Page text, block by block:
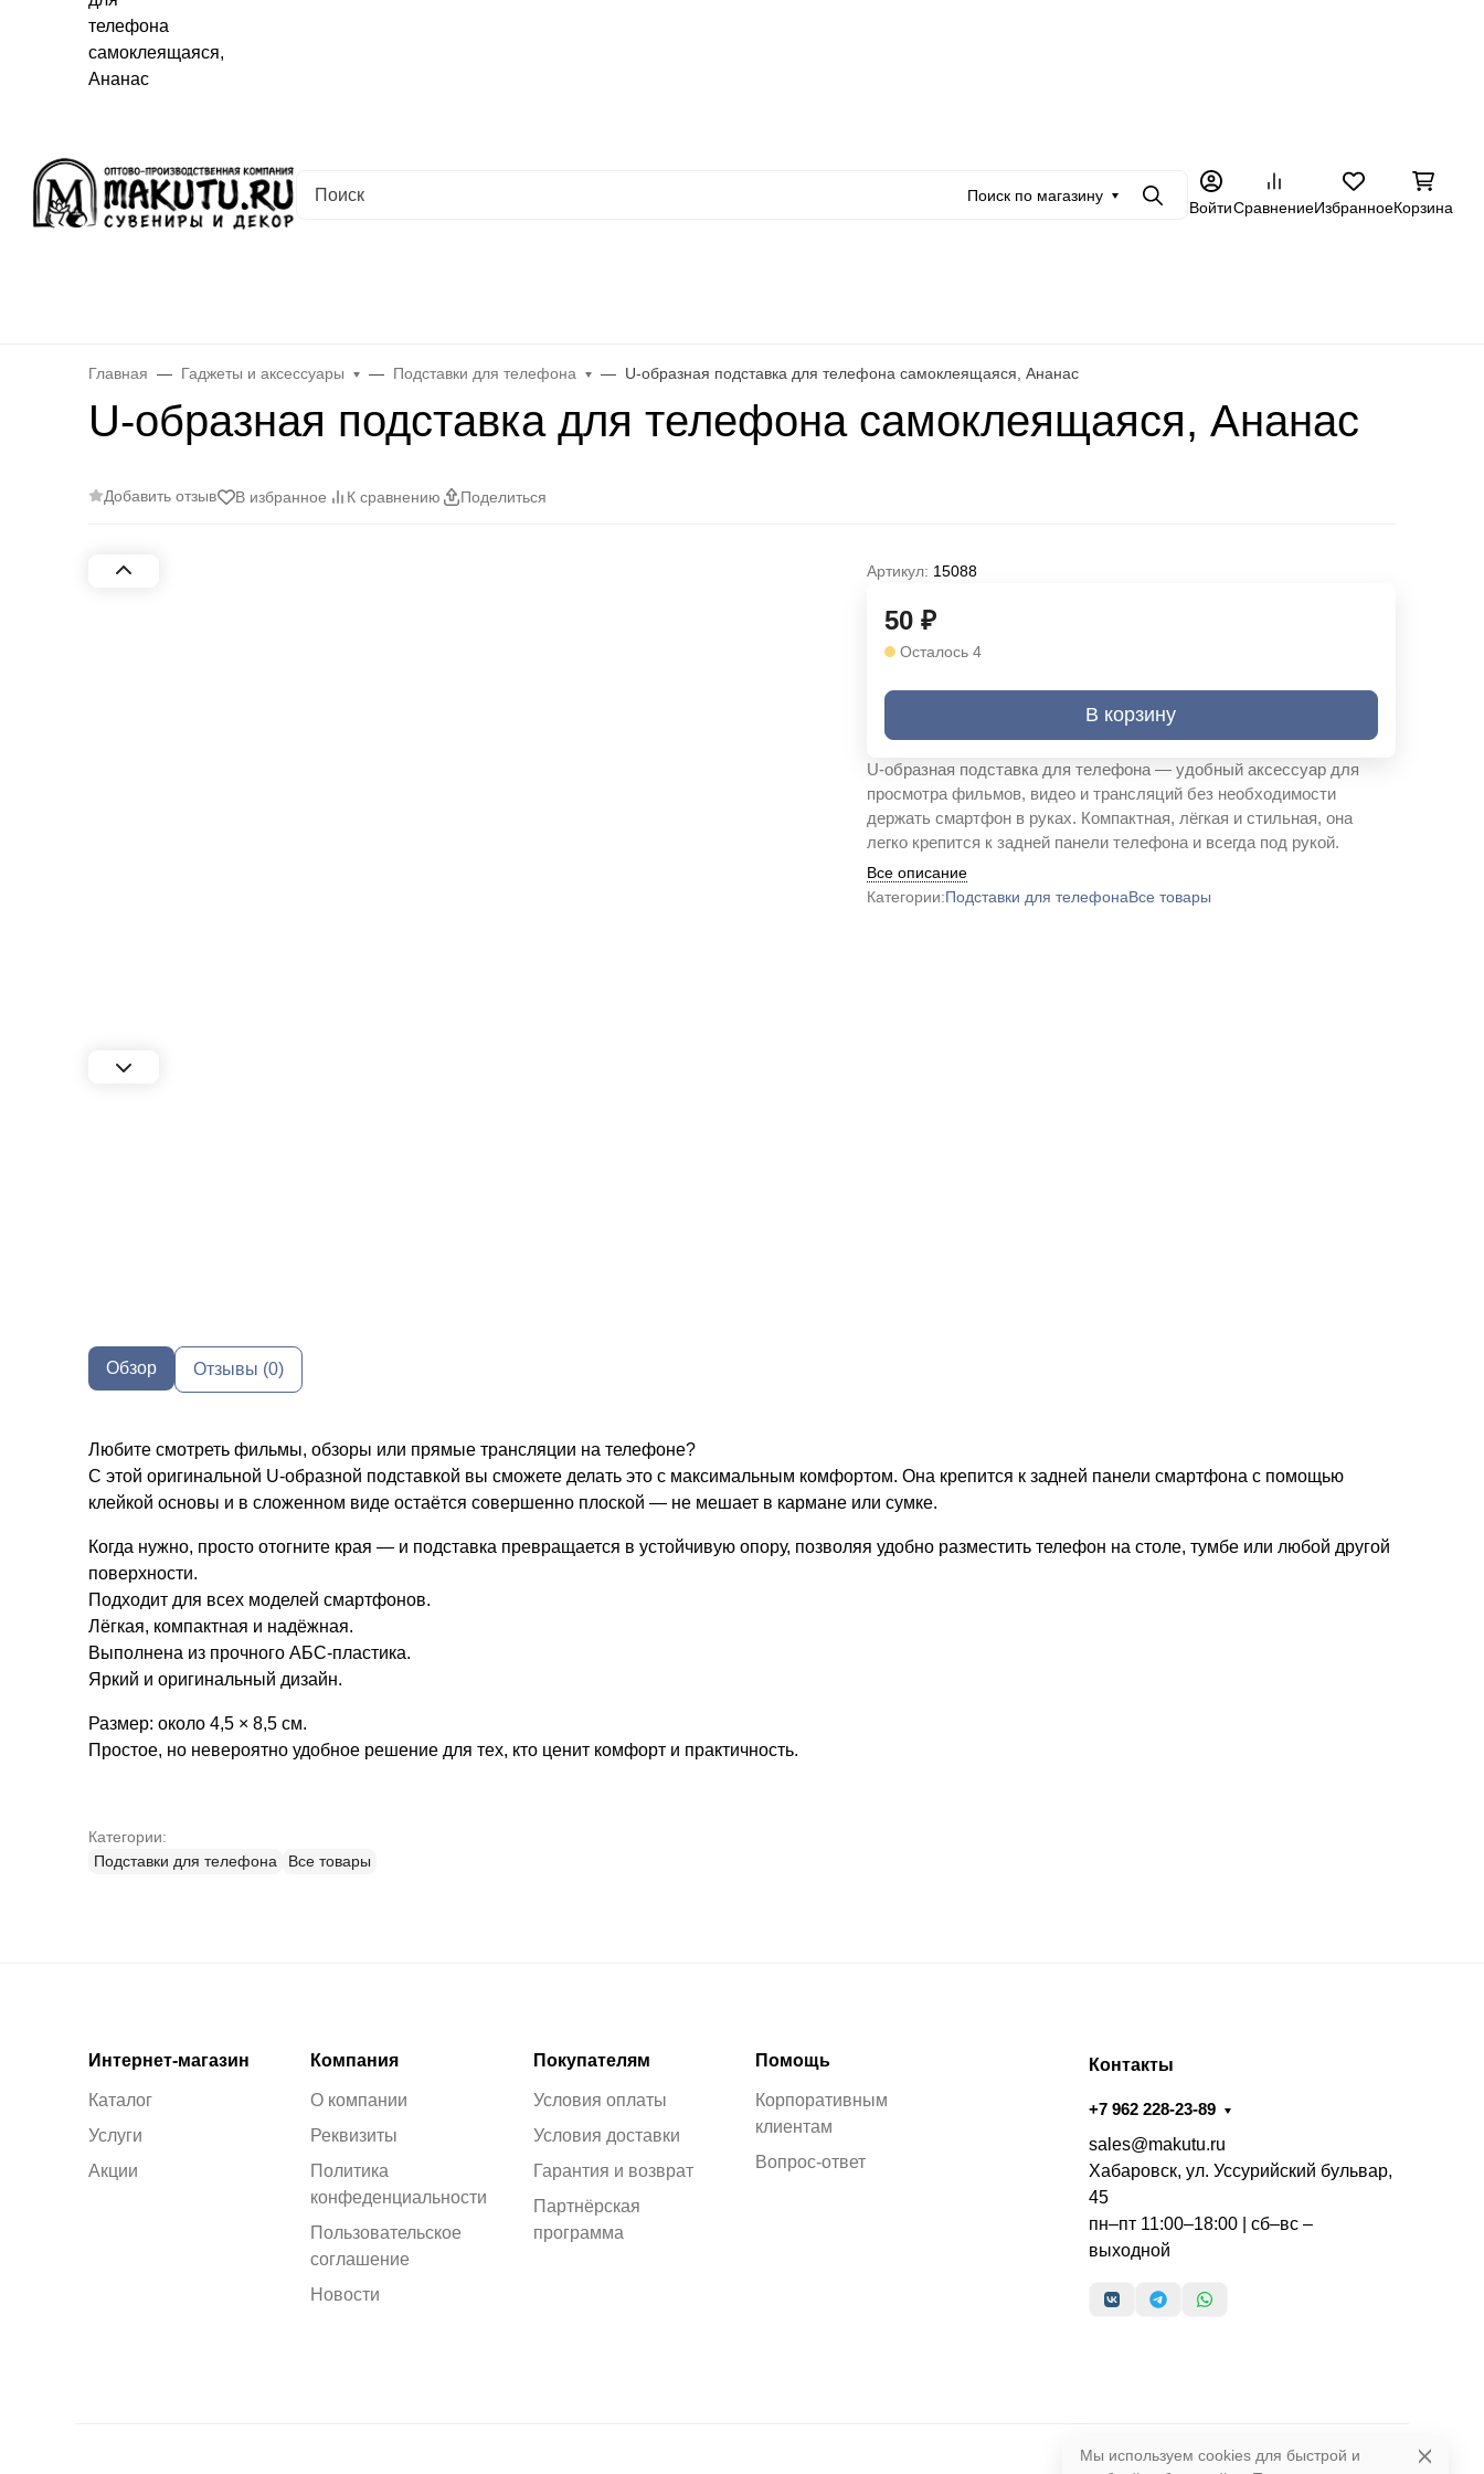
Хабаровск
Поиск по магазину
ПоискВойтиСравнениеИзбранноеКорзина
Главная Гаджеты и аксессуары Подставки для телефона U-образная подставка для телефона самоклеящаяся, Ананас
U-образная подставка для телефона самоклеящаяся, Ананас
Добавить отзыв В избранное К сравнению Поделиться
Артикул: 15088
50 ₽
Осталось 4
В корзину
U-образная подставка для телефона — удобный аксессуар для
просмотра фильмов, видео и трансляций без необходимости
держать смартфон в руках. Компактная, лёгкая и стильная, она
легко крепится к задней панели телефона и всегда под рукой.
Все описание
Категории:Подставки для телефонаВсе товары
Обзор Отзывы (0)
Любите смотреть фильмы, обзоры или прямые трансляции на телефоне?
С этой оригинальной U-образной подставкой вы сможете делать это с максимальным комфортом. Она крепится к задней панели смартфона с помощью
клейкой основы и в сложенном виде остаётся совершенно плоской — не мешает в кармане или сумке.
Когда нужно, просто отогните края — и подставка превращается в устойчивую опору, позволяя удобно разместить телефон на столе, тумбе или любой другой
поверхности.
Подходит для всех моделей смартфонов.
Лёгкая, компактная и надёжная.
Выполнена из прочного АБС-пластика.
Яркий и оригинальный дизайн.
Размер: около 4,5 × 8,5 см.
Простое, но невероятно удобное решение для тех, кто ценит комфорт и практичность.
Категории:
Подставки для телефона
Все товары
Интернет-магазин
Каталог
Услуги
Акции
Компания
О компании
Реквизиты
Политика
конфеденциальности
Пользовательское
соглашение
Новости
Покупателям
Условия оплаты
Условия доставки
Гарантия и возврат
Партнёрская
программа
Помощь
Корпоративным
клиентам
Вопрос-ответ
Контакты
+7 962 228-23-89
sales@makutu.ru
Хабаровск, ул. Уссурийский бульвар,
45
пн–пт 11:00–18:00 | сб–вс –
выходной
Мы используем cookies для быстрой и